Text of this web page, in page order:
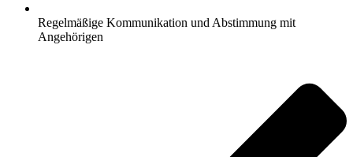
Regelmäßige Kommunikation und Abstimmung mit
Angehörigen